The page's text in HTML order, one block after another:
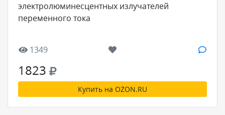
электролюминесцентных излучателей
переменного тока
1349
1823
Купить на OZON.RU